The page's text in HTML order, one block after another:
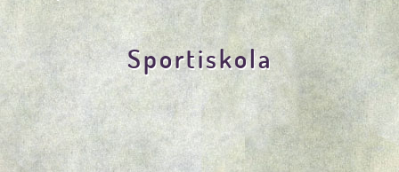
Sportiskola